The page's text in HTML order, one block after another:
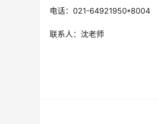
电话：021-64921950*8004
联系人：沈老师